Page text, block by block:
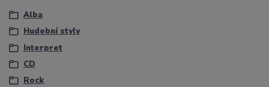
Alba
Hudební styly
Interpret
CD
Rock